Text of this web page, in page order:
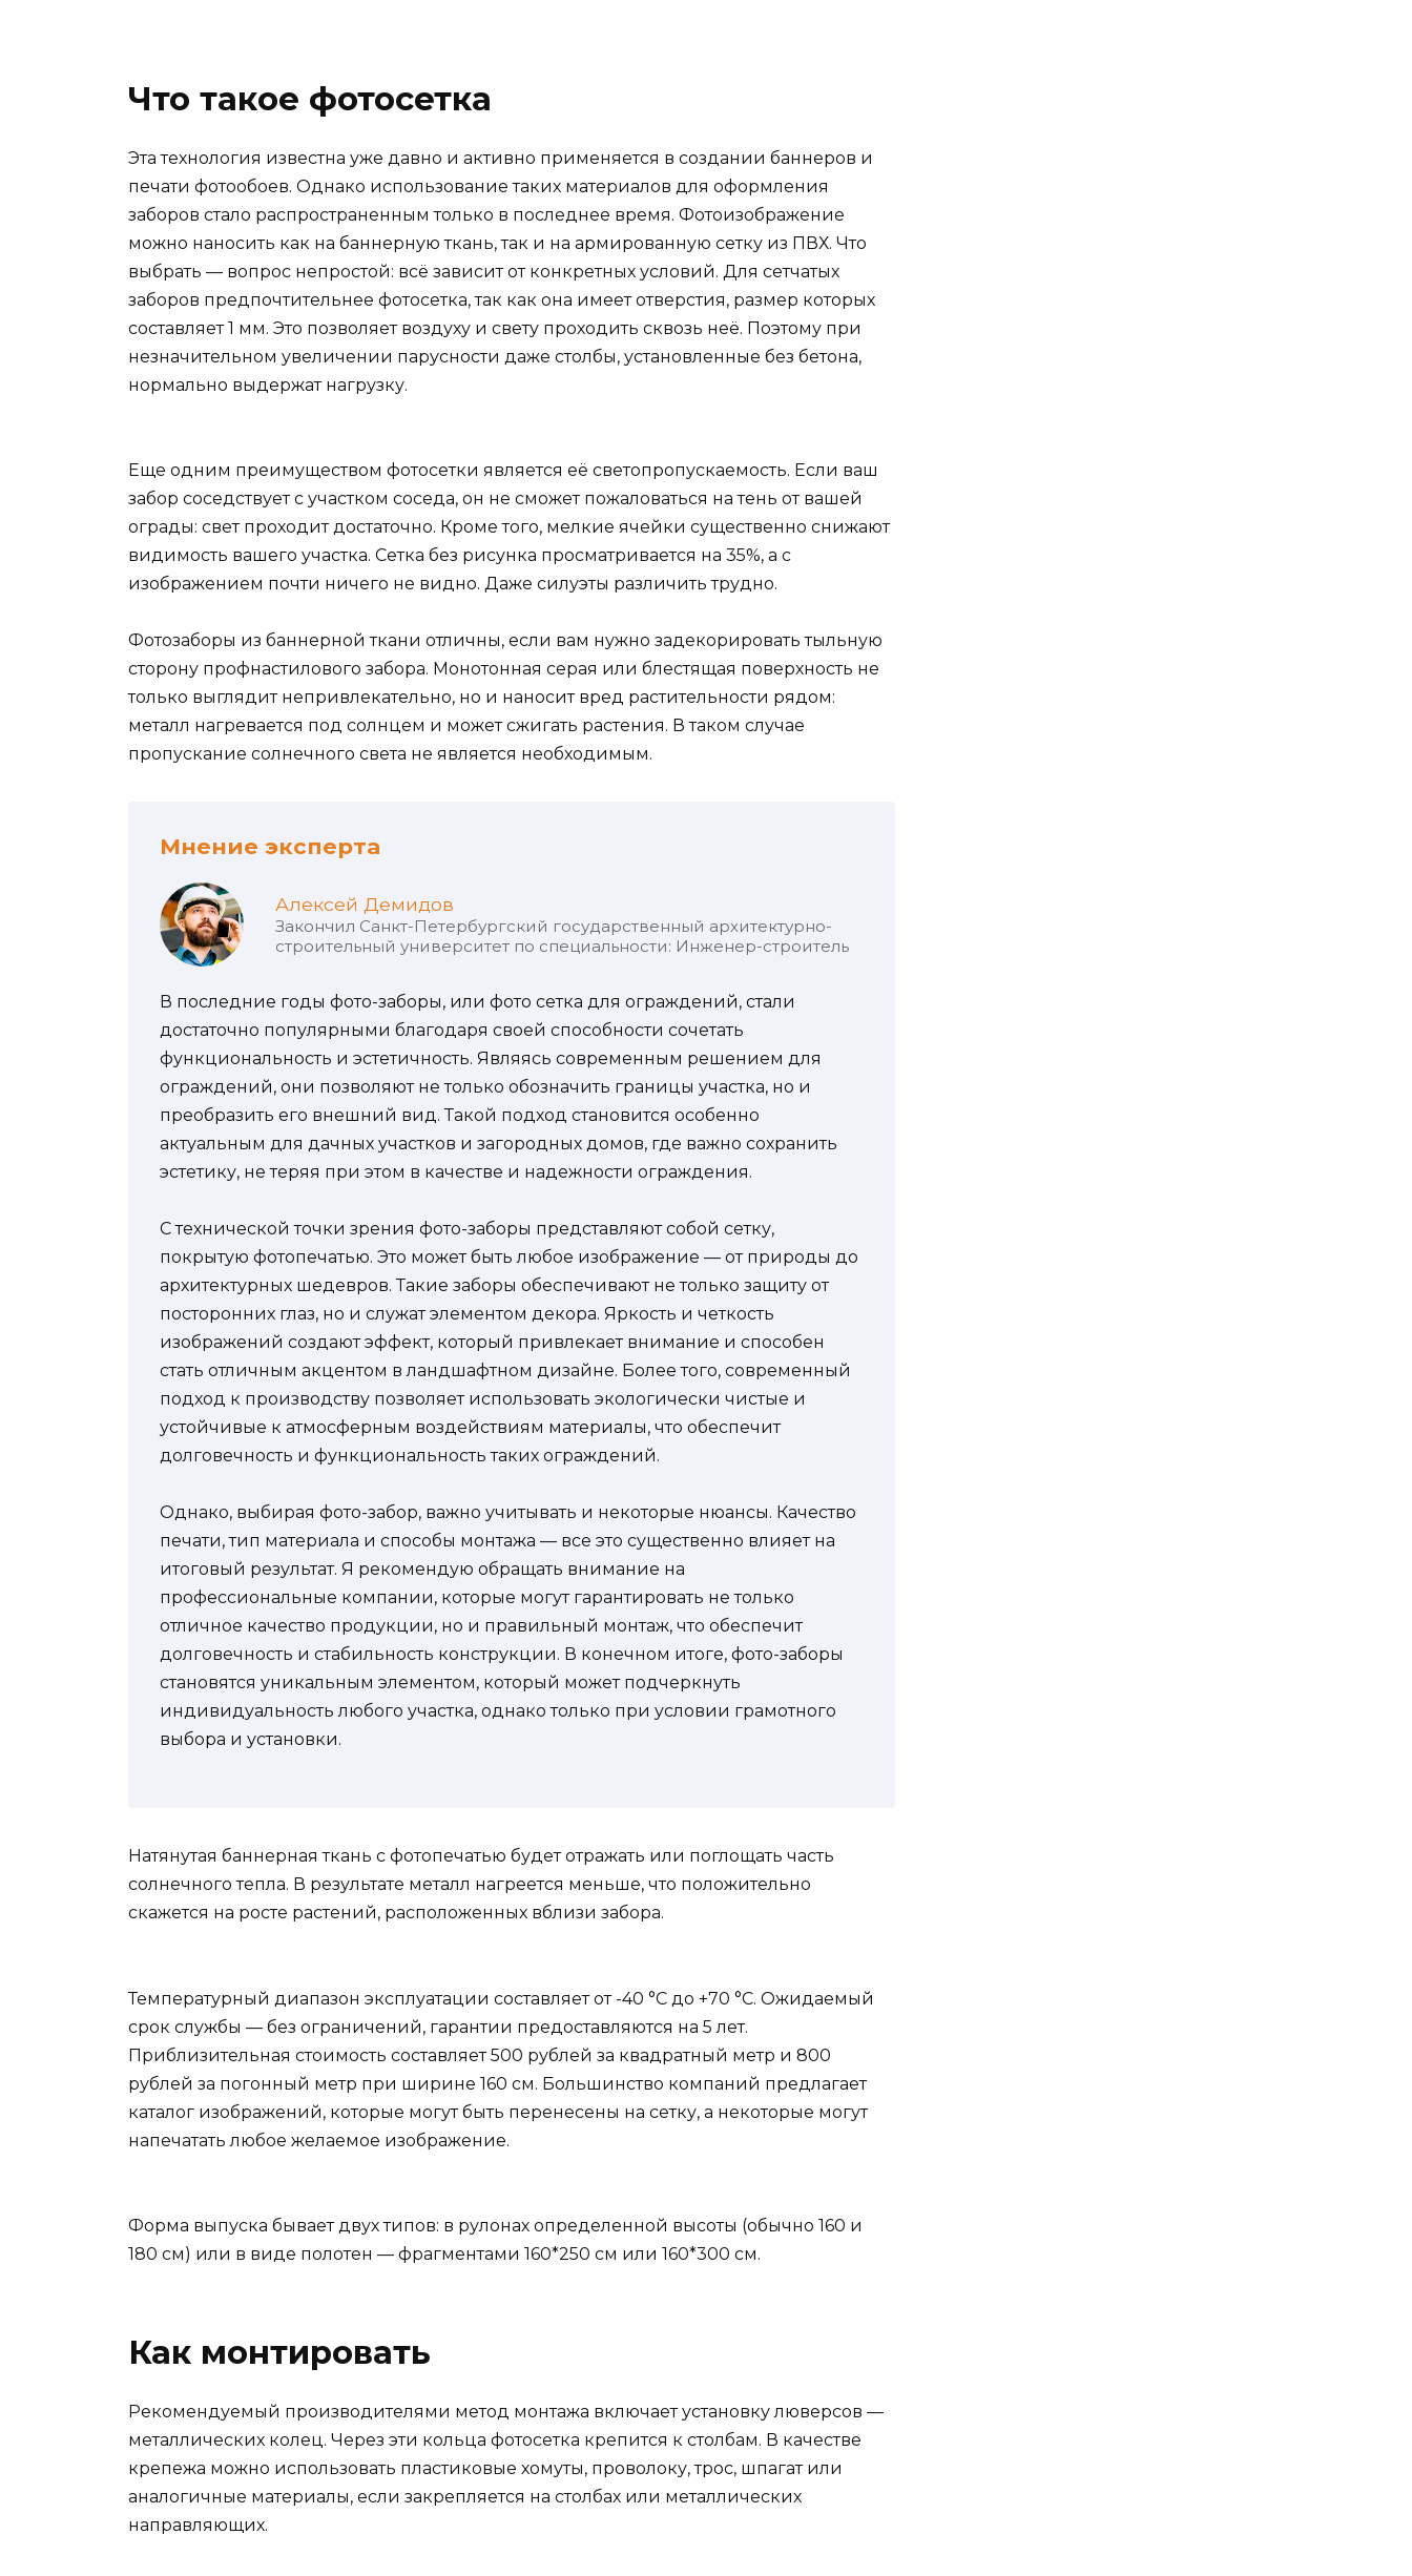
Что такое фотосетка
Эта технология известна уже давно и активно применяется в создании баннеров и
печати фотообоев. Однако использование таких материалов для оформления
заборов стало распространенным только в последнее время. Фотоизображение
можно наносить как на баннерную ткань, так и на армированную сетку из ПВХ. Что
выбрать — вопрос непростой: всё зависит от конкретных условий. Для сетчатых
заборов предпочтительнее фотосетка, так как она имеет отверстия, размер которых
составляет 1 мм. Это позволяет воздуху и свету проходить сквозь неё. Поэтому при
незначительном увеличении парусности даже столбы, установленные без бетона,
нормально выдержат нагрузку.
Еще одним преимуществом фотосетки является её светопропускаемость. Если ваш
забор соседствует с участком соседа, он не сможет пожаловаться на тень от вашей
ограды: свет проходит достаточно. Кроме того, мелкие ячейки существенно снижают
видимость вашего участка. Сетка без рисунка просматривается на 35%, а с
изображением почти ничего не видно. Даже силуэты различить трудно.
Фотозаборы из баннерной ткани отличны, если вам нужно задекорировать тыльную
сторону профнастилового забора. Монотонная серая или блестящая поверхность не
только выглядит непривлекательно, но и наносит вред растительности рядом:
металл нагревается под солнцем и может сжигать растения. В таком случае
пропускание солнечного света не является необходимым.
Мнение эксперта
Алексей Демидов
Закончил Санкт-Петербургский государственный архитектурно-
строительный университет по специальности: Инженер-строитель
В последние годы фото-заборы, или фото сетка для ограждений, стали
достаточно популярными благодаря своей способности сочетать
функциональность и эстетичность. Являясь современным решением для
ограждений, они позволяют не только обозначить границы участка, но и
преобразить его внешний вид. Такой подход становится особенно
актуальным для дачных участков и загородных домов, где важно сохранить
эстетику, не теряя при этом в качестве и надежности ограждения.
С технической точки зрения фото-заборы представляют собой сетку,
покрытую фотопечатью. Это может быть любое изображение — от природы до
архитектурных шедевров. Такие заборы обеспечивают не только защиту от
посторонних глаз, но и служат элементом декора. Яркость и четкость
изображений создают эффект, который привлекает внимание и способен
стать отличным акцентом в ландшафтном дизайне. Более того, современный
подход к производству позволяет использовать экологически чистые и
устойчивые к атмосферным воздействиям материалы, что обеспечит
долговечность и функциональность таких ограждений.
Однако, выбирая фото-забор, важно учитывать и некоторые нюансы. Качество
печати, тип материала и способы монтажа — все это существенно влияет на
итоговый результат. Я рекомендую обращать внимание на
профессиональные компании, которые могут гарантировать не только
отличное качество продукции, но и правильный монтаж, что обеспечит
долговечность и стабильность конструкции. В конечном итоге, фото-заборы
становятся уникальным элементом, который может подчеркнуть
индивидуальность любого участка, однако только при условии грамотного
выбора и установки.
Натянутая баннерная ткань с фотопечатью будет отражать или поглощать часть
солнечного тепла. В результате металл нагреется меньше, что положительно
скажется на росте растений, расположенных вблизи забора.
Температурный диапазон эксплуатации составляет от -40 °C до +70 °C. Ожидаемый
срок службы — без ограничений, гарантии предоставляются на 5 лет.
Приблизительная стоимость составляет 500 рублей за квадратный метр и 800
рублей за погонный метр при ширине 160 см. Большинство компаний предлагает
каталог изображений, которые могут быть перенесены на сетку, а некоторые могут
напечатать любое желаемое изображение.
Форма выпуска бывает двух типов: в рулонах определенной высоты (обычно 160 и
180 см) или в виде полотен — фрагментами 160*250 см или 160*300 см.
Как монтировать
Рекомендуемый производителями метод монтажа включает установку люверсов —
металлических колец. Через эти кольца фотосетка крепится к столбам. В качестве
крепежа можно использовать пластиковые хомуты, проволоку, трос, шпагат или
аналогичные материалы, если закрепляется на столбах или металлических
направляющих.